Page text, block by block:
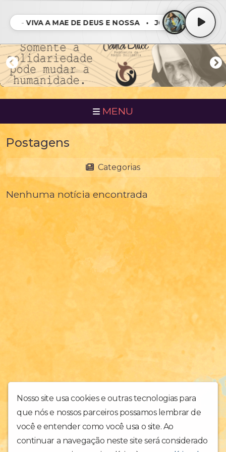
- VIVA A MAE DE DEUS E NOSSA • JOANNA - VIVA A
MENU
Postagens
Categorias
Nenhuma notícia encontrada
Nosso site usa cookies e outras tecnologias para
que nós e nossos parceiros possamos lembrar de
você e entender como você usa o site. Ao
continuar a navegação neste site será considerado